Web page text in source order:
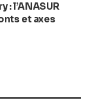
: l’ANASUR
et axes